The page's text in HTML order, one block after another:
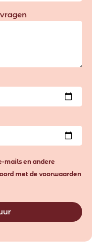
mails en andere
met de voorwaarden